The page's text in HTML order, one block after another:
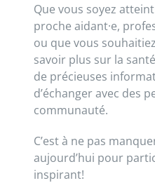
Que vous soyez
proche aidant·e,
ou que vous
savoir plus sur la
de précieuses
d’échanger avec des
communauté.
C’est à ne pas
aujourd’hui pour
inspirant!